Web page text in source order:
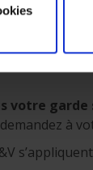
votre
à